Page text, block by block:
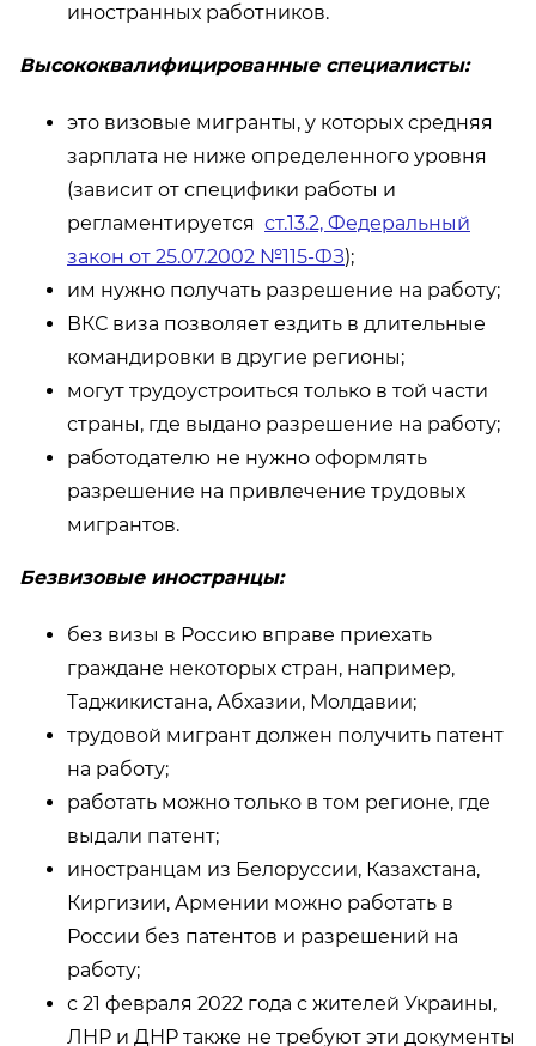
иностранных работников.
Высококвалифицированные специалисты:
это визовые мигранты, у которых средняя
зарплата не ниже определенного уровня
(зависит от специфики работы и
регламентируется ст.13.2, Федеральный
закон от 25.07.2002 №115-ФЗ);
им нужно получать разрешение на работу;
ВКС виза позволяет ездить в длительные
командировки в другие регионы;
могут трудоустроиться только в той части
страны, где выдано разрешение на работу;
работодателю не нужно оформлять
разрешение на привлечение трудовых
мигрантов.
Безвизовые иностранцы:
без визы в Россию вправе приехать
граждане некоторых стран, например,
Таджикистана, Абхазии, Молдавии;
трудовой мигрант должен получить патент
на работу;
работать можно только в том регионе, где
выдали патент;
иностранцам из Белоруссии, Казахстана,
Киргизии, Армении можно работать в
России без патентов и разрешений на
работу;
с 21 февраля 2022 года с жителей Украины,
ЛНР и ДНР также не требуют эти документы